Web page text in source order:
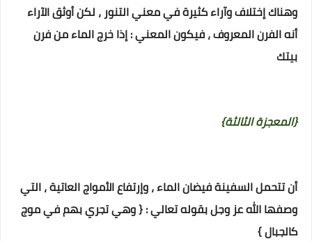
وهناك إختلاف وآراء كثيرة في معني التنور ، لكن أوثق الآراء
أنه الفرن المعروف ، فيكون المعني : إذا خرج الماء من فرن
بيتك‏
{المعجزة الثالثة}
أن تتحمل السفينة فيضان الماء ، وإرتفاع الأمواج العاتية ، التي
وصفها الله عز وجل بقوله تعالي : { وهي تجري بهم في موج
كالجبال }